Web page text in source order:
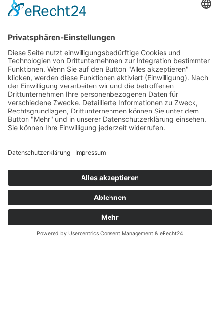
Versandpartner
Zahlung und Versand
Öffnungszeiten
Verfügbarkeit
Größenrechner (Umlaufmaß)
Datenschutz
Fernabsatz
Widerrufsrecht
Widerrufsrecht bei Reparaturen
Kontakt
Ergänzende Allgemeine Geschäftsbedingungen zum
easyCredit-Ratenkauf